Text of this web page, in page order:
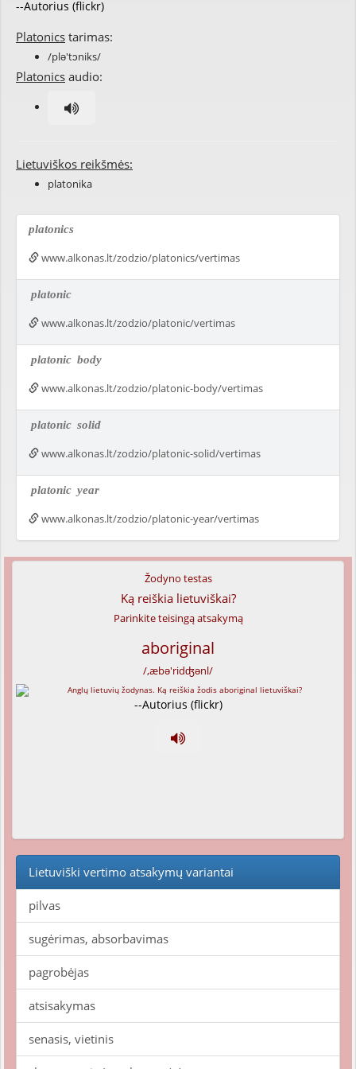
--Autorius (flickr)
Platonics tarimas:
/plə'tɔniks/
Platonics audio:
Lietuviškos reikšmės:
platonika
platonics
www.alkonas.lt/zodzio/platonics/vertimas
platonic
www.alkonas.lt/zodzio/platonic/vertimas
platonic body
www.alkonas.lt/zodzio/platonic-body/vertimas
platonic solid
www.alkonas.lt/zodzio/platonic-solid/vertimas
platonic year
www.alkonas.lt/zodzio/platonic-year/vertimas
Žodyno testas
Ką reiškia lietuviškai?
Parinkite teisingą atsakymą
aboriginal
/,æbə'ridʤənl/
--Autorius (flickr)
Lietuviški vertimo atsakymų variantai
pilvas
sugėrimas, absorbavimas
pagrobėjas
atsisakymas
senasis, vietinis